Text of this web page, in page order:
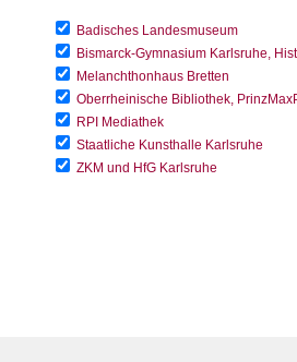
Badisches Landesmuseum
Bismarck-Gymnasium Karlsruhe,
Melanchthonhaus Bretten
Oberrheinische Bibliothek,
RPI Mediathek
Staatliche Kunsthalle Karlsruhe
ZKM und HfG Karlsruhe